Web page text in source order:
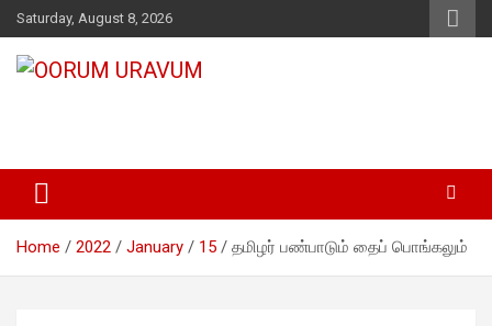
Skip
to
content
Saturday, August 8, 2026
Home 2022 January 15 தமிழர் பண்பாடும் தைப் பொங்கலும்